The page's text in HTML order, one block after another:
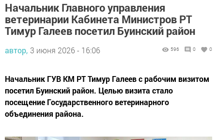
Начальник Главного управления
ветеринарии Кабинета Министров РТ
Тимур Галеев посетил Буинский район
автор, 3 июня 2026 - 16:06 596 0 0
Начальник ГУВ КМ РТ Тимур Галеев с рабочим визитом
посетил Буинский район. Целью визита стало
посещение Государственного ветеринарного
объединения района.